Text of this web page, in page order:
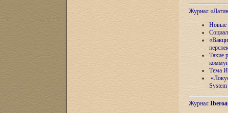
Журнал
Новые
Такие
Тема
Журнал